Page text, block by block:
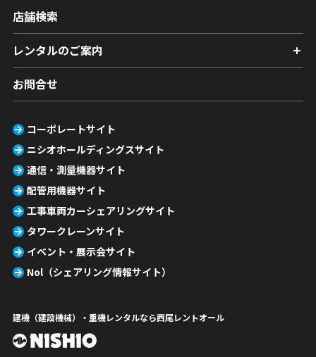
店舗検索
レンタルのご案内
お問合せ
コーポレートサイト
ニシオホールディングスサイト
通信・測量機器サイト
配管用機器サイト
工事車両カーシェアリングサイト
タワークレーンサイト
イベント・展示会サイト
Nol（シェアリング情報サイト）
建機（建設機械）・重機レンタルなら西尾レントオール